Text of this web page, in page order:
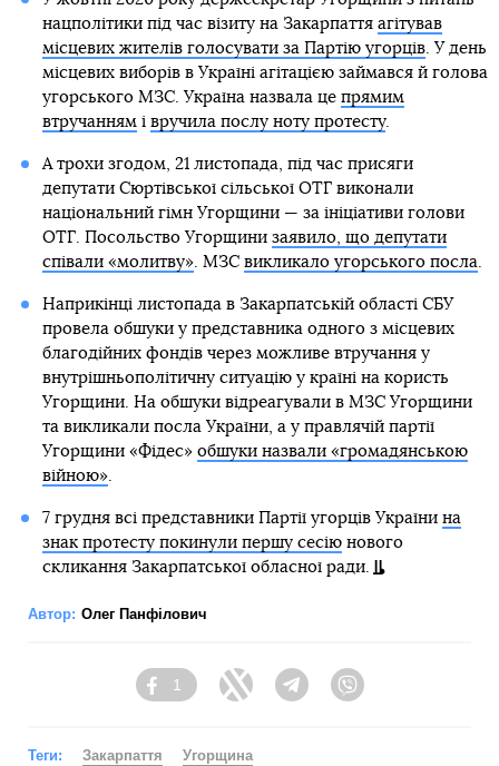
нацполітики під час візиту на Закарпаття агітував
місцевих жителів голосувати за Партію угорців. У день
місцевих виборів в Україні агітацією займався й голова
угорського МЗС. Україна назвала це прямим
втручаннямі вручила послу ноту протесту.
А трохи згодом, 21 листопада, під час присяги
депутати Сюртівської сільської ОТГ виконали
національний гімн Угорщини — за ініціативи голови
ОТГ. Посольство Угорщини заявило, що депутати
співали «молитву». МЗС викликало угорського посла.
Наприкінці листопада в Закарпатській області СБУ
провела обшуки у представника одного з місцевих
благодійних фондів через можливе втручання у
внутрішньополітичну ситуацію у країні на користь
Угорщини. На обшуки відреагували в МЗС Угорщини
та викликали посла України, а у правлячій партії
Угорщини «Фідес» обшуки назвали «громадянською
війною».
7 грудня всі представники Партії угорців України на
знак протесту покинули першу сесіюнового
скликання Закарпатської обласної ради.
Автор: Олег Панфілович
Facebook
1
Twitter Telegram
Теги: Закарпаття Угорщина